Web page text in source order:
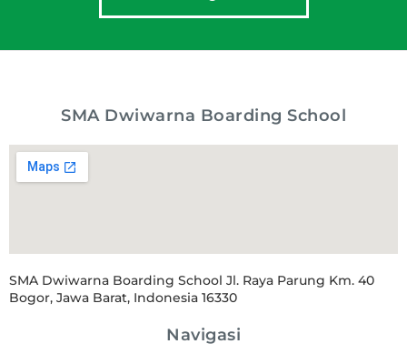
SMA Dwiwarna Boarding School
SMA Dwiwarna Boarding School Jl. Raya Parung Km. 40
Bogor, Jawa Barat, Indonesia 16330
Navigasi